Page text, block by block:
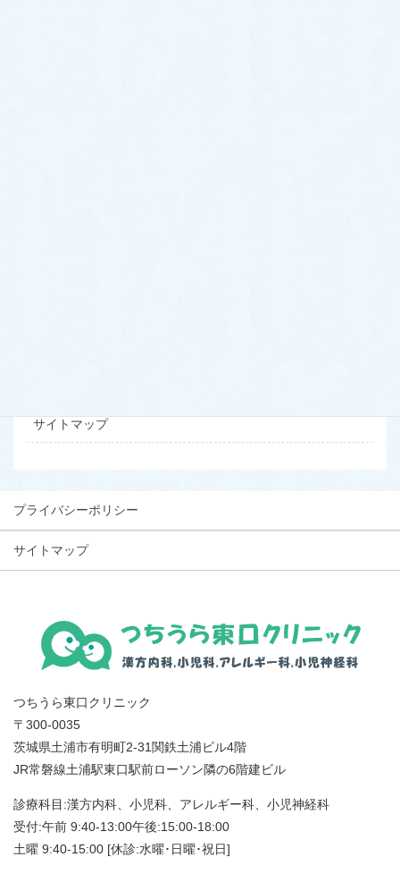
サイトマップ
プライバシーポリシー
サイトマップ
つちうら東口クリニック
〒300-0035
茨城県土浦市有明町2-31関鉄土浦ビル4階
JR常磐線土浦駅東口駅前ローソン隣の6階建ビル
診療科目:漢方内科、小児科、アレルギー科、小児神経科
受付:午前 9:40-13:00午後:15:00-18:00
土曜 9:40-15:00 [休診:水曜･日曜･祝日]